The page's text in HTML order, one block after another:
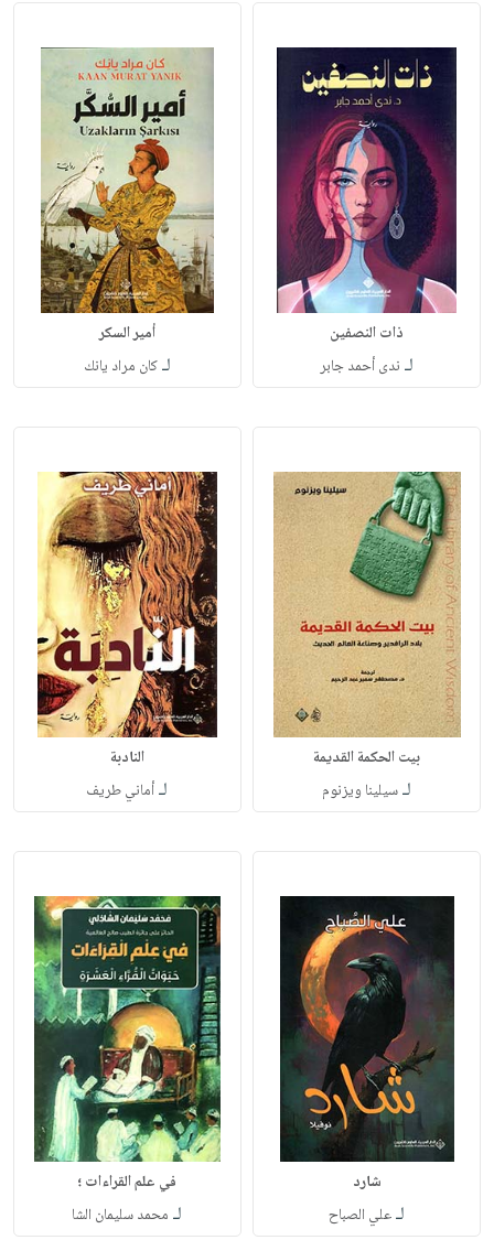
ذات النصفين
لـ ندى أحمد جابر
أمير السكر
لـكان مراد يانك
بيت الحكمة القديمة
لـسيلينا ويزنوم
النادبة
لـأماني طريف
شارد
لـعلي الصباح
في علم القراءات ؛
لـ محمد سليمان الشا